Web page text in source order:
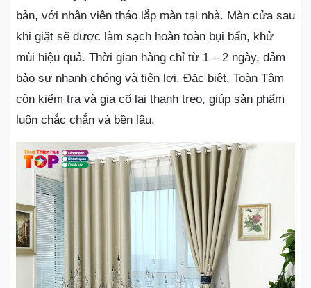
bản, với nhân viên tháo lắp màn tại nhà. Màn cửa sau
khi giặt sẽ được làm sạch hoàn toàn bụi bẩn, khử
mùi hiệu quả. Thời gian hàng chỉ từ 1 – 2 ngày, đảm
bảo sự nhanh chóng và tiện lợi. Đặc biệt, Toàn Tâm
còn kiểm tra và gia cố lại thanh treo, giúp sản phẩm
luôn chắc chắn và bền lâu.